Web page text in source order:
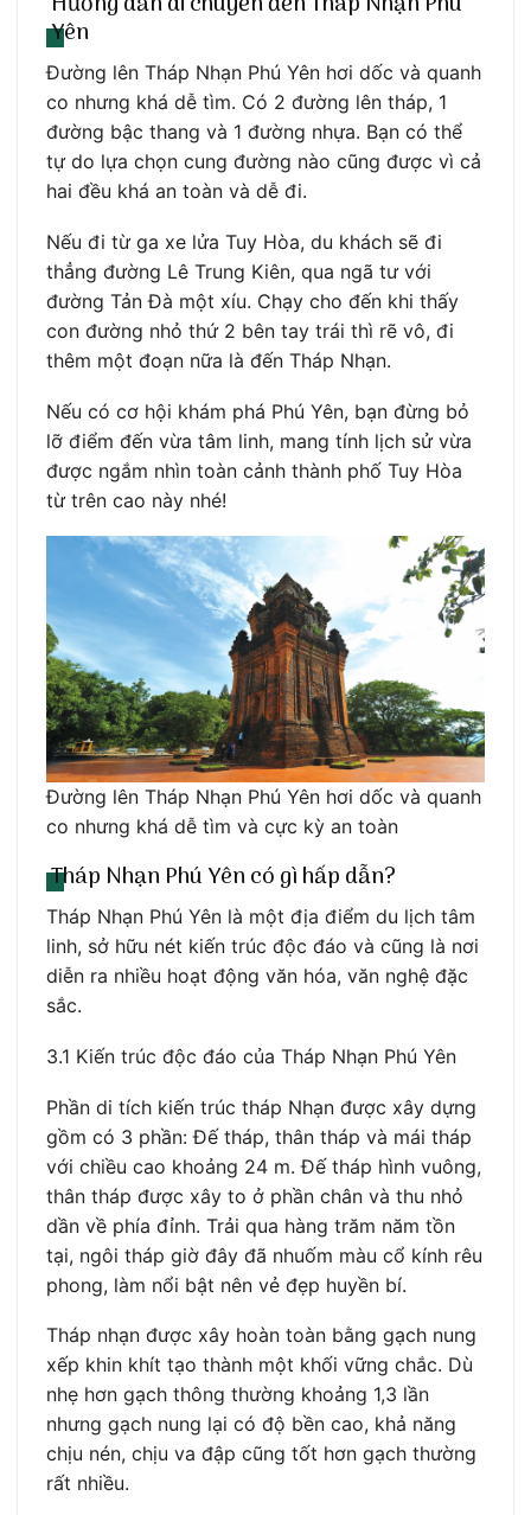
Yên
Đường lên Tháp Nhạn Phú Yên hơi dốc và quanh
co nhưng khá dễ tìm. Có 2 đường lên tháp, 1
đường bậc thang và 1 đường nhựa. Bạn có thể
tự do lựa chọn cung đường nào cũng được vì cả
hai đều khá an toàn và dễ đi.
Nếu đi từ ga xe lửa Tuy Hòa, du khách sẽ đi
thẳng đường Lê Trung Kiên, qua ngã tư với
đường Tản Đà một xíu. Chạy cho đến khi thấy
con đường nhỏ thứ 2 bên tay trái thì rẽ vô, đi
thêm một đoạn nữa là đến Tháp Nhạn.
Nếu có cơ hội khám phá Phú Yên, bạn đừng bỏ
lỡ điểm đến vừa tâm linh, mang tính lịch sử vừa
được ngắm nhìn toàn cảnh thành phố Tuy Hòa
từ trên cao này nhé!
Đường lên Tháp Nhạn Phú Yên hơi dốc và quanh
co nhưng khá dễ tìm và cực kỳ an toàn
Tháp Nhạn Phú Yên có gì hấp dẫn?
Tháp Nhạn Phú Yên là một địa điểm du lịch tâm
linh, sở hữu nét kiến trúc độc đáo và cũng là nơi
diễn ra nhiều hoạt động văn hóa, văn nghệ đặc
sắc.
3.1 Kiến trúc độc đáo của Tháp Nhạn Phú Yên
Phần di tích kiến trúc tháp Nhạn được xây dựng
gồm có 3 phần: Đế tháp, thân tháp và mái tháp
với chiều cao khoảng 24 m. Đế tháp hình vuông,
thân tháp được xây to ở phần chân và thu nhỏ
dần về phía đỉnh. Trải qua hàng trăm năm tồn
tại, ngôi tháp giờ đây đã nhuốm màu cổ kính rêu
phong, làm nổi bật nên vẻ đẹp huyền bí.
Tháp nhạn được xây hoàn toàn bằng gạch nung
xếp khin khít tạo thành một khối vững chắc. Dù
nhẹ hơn gạch thông thường khoảng 1,3 lần
nhưng gạch nung lại có độ bền cao, khả năng
chịu nén, chịu va đập cũng tốt hơn gạch thường
rất nhiều.